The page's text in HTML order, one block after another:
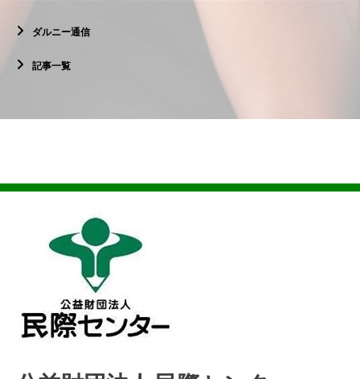
ダルニー通信
記事一覧